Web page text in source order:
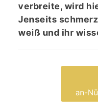
verbreite, wird
Jenseits
weiß und ihr
an-